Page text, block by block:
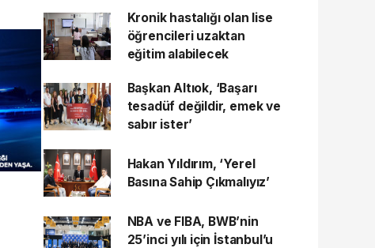
Kronik hastalığı olan lise
öğrencileri uzaktan
eğitim alabilecek
Başkan Altıok, ‘Başarı
tesadüf değildir, emek ve
sabır ister’
Hakan Yıldırım, ‘Yerel
Basına Sahip Çıkmalıyız’
NBA ve FIBA, BWB’nin
25’inci yılı için İstanbul’u